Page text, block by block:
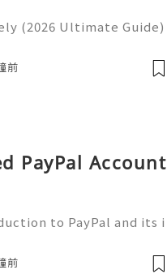
(2026 Ultimate Guide)
and participate in
前
PayPal Account
to PayPal and its i
a trusted ally. This platf
前